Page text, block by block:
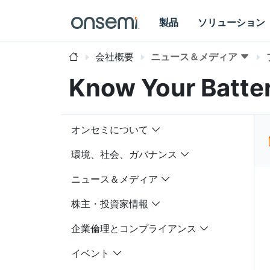
製品 ソリューション
会社概要 ニュース＆メディア
Know Your
オンセミについて
環境、社会、ガバナンス
ニュース＆メディア
株主・投資家情報
企業倫理とコンプライアンス
イベント